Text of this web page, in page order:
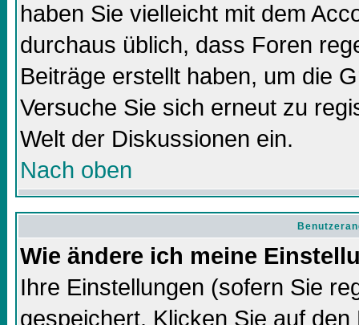
haben Sie vielleicht mit dem
durchaus üblich, dass Foren
Beiträge erstellt haben, um die
Versuche Sie sich erneut zu
Welt der Diskussionen ein.
Nach oben
Wie ändere ich meine
Ihre Einstellungen (sofern Sie
gespeichert. Klicken Sie auf den